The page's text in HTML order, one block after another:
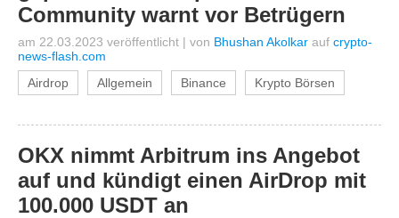
Community warnt vor Betrügern
am 22.03.2023 veröffentlicht | von Bhushan Akolkar auf crypto-
news-flash.com
Airdrop
Allgemein Binance Krypto Börsen
OKX nimmt Arbitrum ins Angebot
auf und kündigt einen AirDrop mit
100.000 USDT an